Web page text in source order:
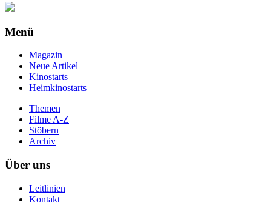
Menü
Magazin
Neue Artikel
Kinostarts
Heimkinostarts
Themen
Filme A-Z
Stöbern
Archiv
Über uns
Leitlinien
Kontakt